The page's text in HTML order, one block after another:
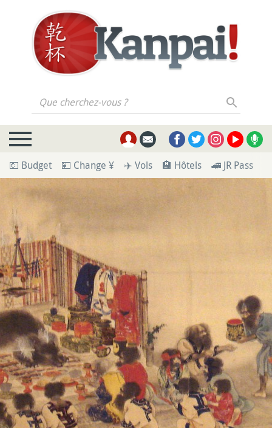
Que cherchez-vous ?
💶 Budget 💴 Change ¥ ✈️ Vols 🏨 Hôtels 🚄 JR Pass